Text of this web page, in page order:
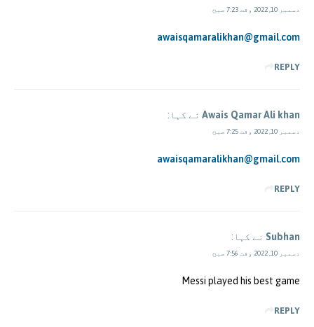
دسمبر 10, 2022 وقت 7:23 صبح
awaisqamaralikhan@gmail.com
REPLY
Awais Qamar Ali khan نے کہا:
دسمبر 10, 2022 وقت 7:25 صبح
awaisqamaralikhan@gmail.com
REPLY
Subhan نے کہا:
دسمبر 10, 2022 وقت 7:56 صبح
Messi played his best game
REPLY